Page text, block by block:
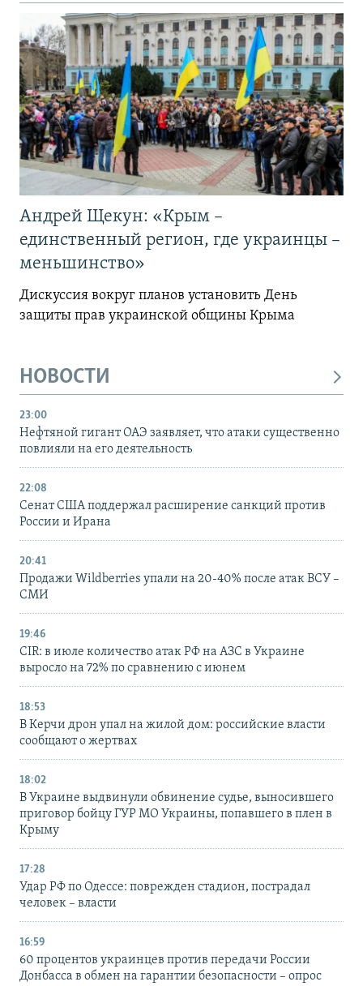
Андрей Щекун: «Крым –
единственный регион, где украинцы –
меньшинство»
Дискуссия вокруг планов установить День
защиты прав украинской общины Крыма
НОВОСТИ
23:00
Нефтяной гигант ОАЭ заявляет, что атаки существенно
повлияли на его деятельность
22:08
Сенат США поддержал расширение санкций против
России и Ирана
20:41
Продажи Wildberries упали на 20-40% после атак ВСУ –
СМИ
19:46
CIR: в июле количество атак РФ на АЗС в Украине
выросло на 72% по сравнению с июнем
18:53
В Керчи дрон упал на жилой дом: российские власти
сообщают о жертвах
18:02
В Украине выдвинули обвинение судье, выносившего
приговор бойцу ГУР МО Украины, попавшего в плен в
Крыму
17:28
Удар РФ по Одессе: поврежден стадион, пострадал
человек – власти
16:59
60 процентов украинцев против передачи России
Донбасса в обмен на гарантии безопасности – опрос